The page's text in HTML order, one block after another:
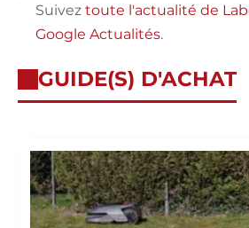
Suivez toute l'actualité de
Google Actualités.
GUIDE(S) D'ACHAT